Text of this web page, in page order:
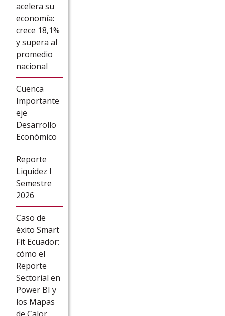
acelera su
economía:
crece 18,1%
y supera al
promedio
nacional
Cuenca
Importante
eje
Desarrollo
Económico
Reporte
Liquidez I
Semestre
2026
Caso de
éxito Smart
Fit Ecuador:
cómo el
Reporte
Sectorial en
Power BI y
los Mapas